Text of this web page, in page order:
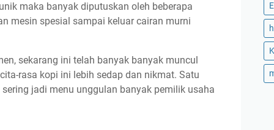
maka banyak diputuskan oleh beberapa
mesin spesial sampai keluar cairan murni
sekarang ini telah banyak banyak muncul
rasa kopi ini lebih sedap dan nikmat. Satu
jadi menu unggulan banyak pemilik usaha